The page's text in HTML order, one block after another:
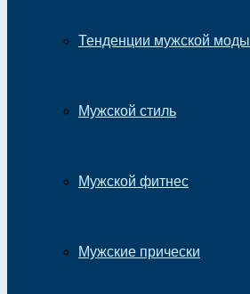
Тенденции мужской моды
Мужской стиль
Мужской фитнес
Мужские прически